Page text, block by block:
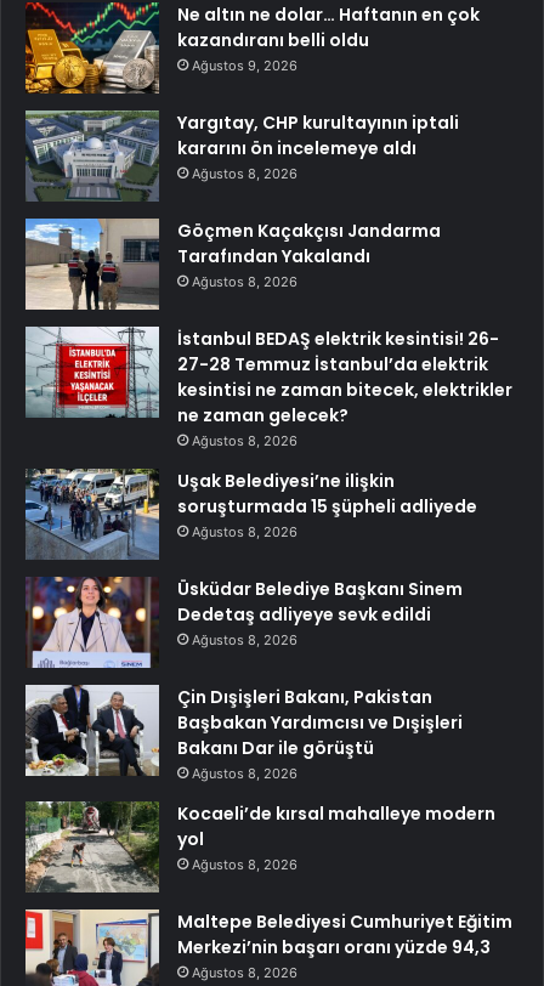
Ne altın ne dolar… Haftanın en çok
kazandıranı belli oldu
Ağustos 9, 2026
Yargıtay, CHP kurultayının iptali
kararını ön incelemeye aldı
Ağustos 8, 2026
Göçmen Kaçakçısı Jandarma
Tarafından Yakalandı
Ağustos 8, 2026
İstanbul BEDAŞ elektrik kesintisi! 26-
27-28 Temmuz İstanbul’da elektrik
kesintisi ne zaman bitecek, elektrikler
ne zaman gelecek?
Ağustos 8, 2026
Uşak Belediyesi’ne ilişkin
soruşturmada 15 şüpheli adliyede
Ağustos 8, 2026
Üsküdar Belediye Başkanı Sinem
Dedetaş adliyeye sevk edildi
Ağustos 8, 2026
Çin Dışişleri Bakanı, Pakistan
Başbakan Yardımcısı ve Dışişleri
Bakanı Dar ile görüştü
Ağustos 8, 2026
Kocaeli’de kırsal mahalleye modern
yol
Ağustos 8, 2026
Maltepe Belediyesi Cumhuriyet Eğitim
Merkezi’nin başarı oranı yüzde 94,3
Ağustos 8, 2026